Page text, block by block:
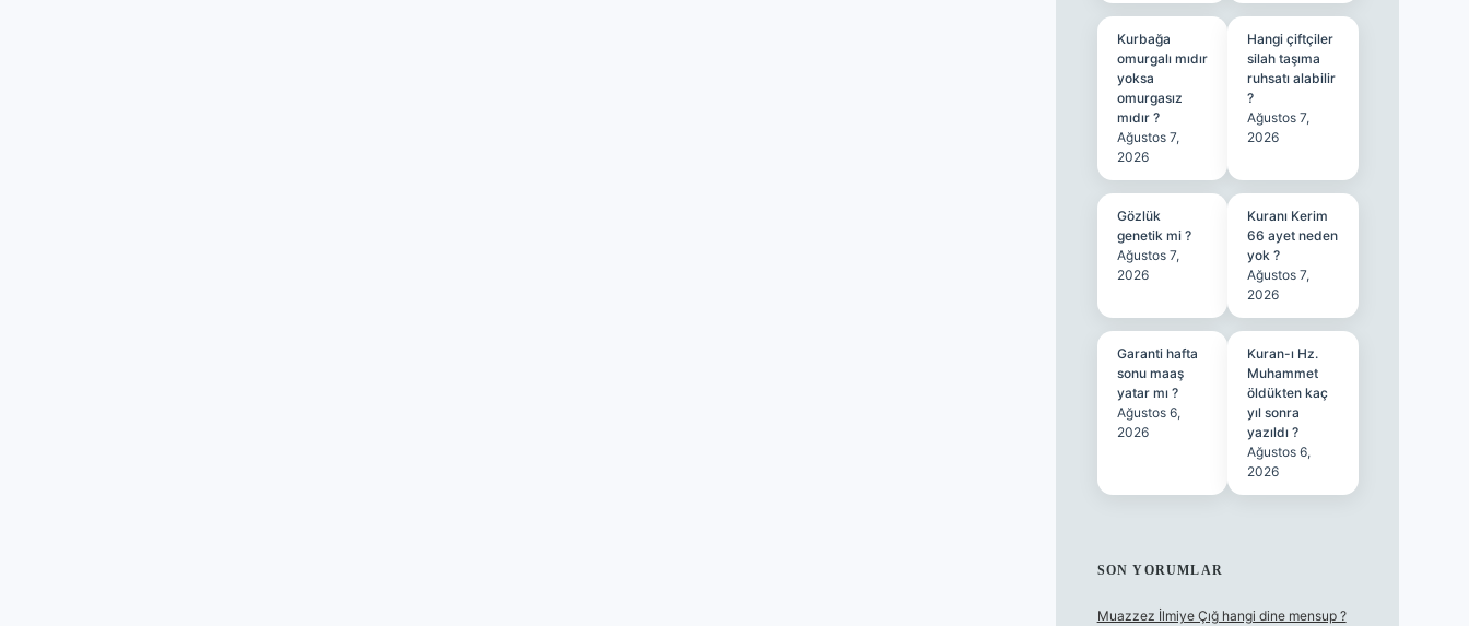
Kurbağa
omurgalı mıdır
yoksa
omurgasız
mıdır ?
Ağustos 7,
2026
Hangi çiftçiler
silah taşıma
ruhsatı alabilir
?
Ağustos 7,
2026
Gözlük
genetik mi ?
Ağustos 7,
2026
Kuranı Kerim
66 ayet neden
yok ?
Ağustos 7,
2026
Garanti hafta
sonu maaş
yatar mı ?
Ağustos 6,
2026
Kuran-ı Hz.
Muhammet
öldükten kaç
yıl sonra
yazıldı ?
Ağustos 6,
2026
SON YORUMLAR
Muazzez İlmiye Çığ hangi dine mensup ?